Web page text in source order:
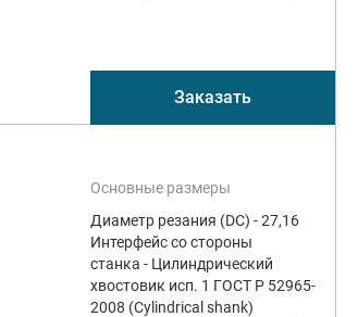
Заказать
Основные размеры
Диаметр резания (DC) - 27,16
Интерфейс со стороны
станка - Цилиндрический
хвостовик исп. 1 ГОСТ Р 52965-
2008 (Cylindrical shank)